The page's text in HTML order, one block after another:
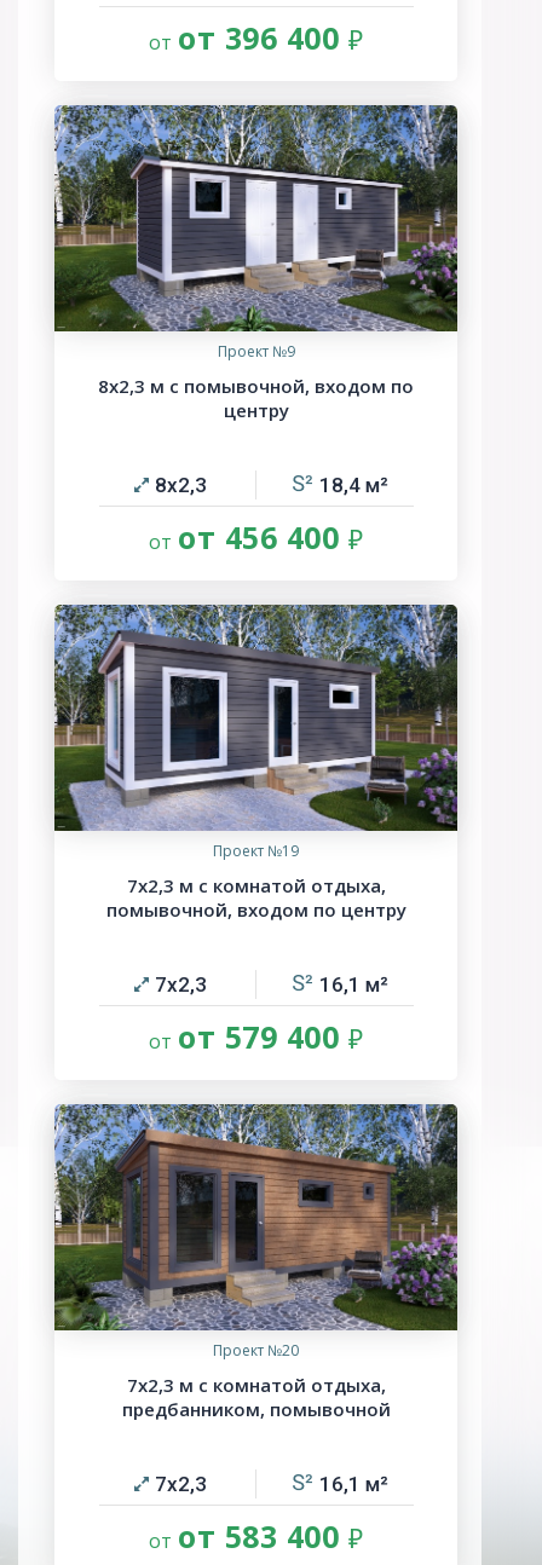
от 396 400
Проект №9
8х2,3 м с помывочной, входом по
центру
8х2,3 18,4
от 456 400
Проект №19
7х2,3 м с комнатой отдыха,
помывочной, входом по центру
7х2,3 16,1
от 579 400
Проект №20
7х2,3 м с комнатой отдыха,
предбанником, помывочной
7х2,3 16,1
от 583 400